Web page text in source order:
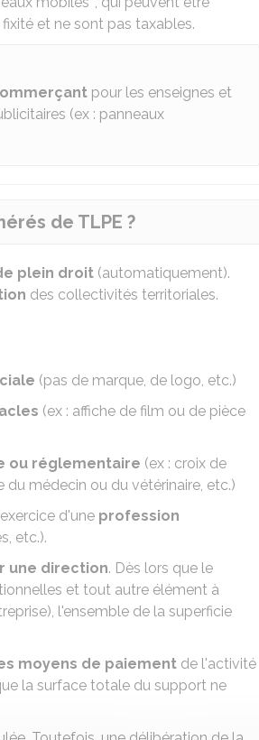
et ne sont pas taxables.
pour les enseignes et
(ex : panneaux
de TLPE ?
plein droit (automatiquement).
des collectivités territoriales.
(pas de marque, de logo, etc.)
(ex : affiche de film ou de pièce
ou réglementaire (ex : croix de
médecin ou du vétérinaire, etc.)
d'une profession
etc.).
une direction. Dès lors que le
et tout autre élément à
l'ensemble de la superficie
moyens de paiement de l'activité
la surface totale du support ne